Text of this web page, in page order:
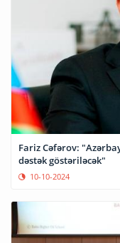
Fariz Cəfərov:
dəstək göstəriləcək"
10-10-2024